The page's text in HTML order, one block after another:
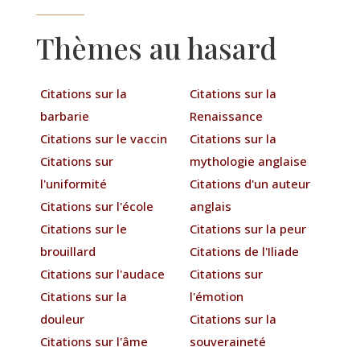
Thèmes au hasard
Citations sur la
barbarie
Citations sur le vaccin
Citations sur
l'uniformité
Citations sur l'école
Citations sur le
brouillard
Citations sur l'audace
Citations sur la
douleur
Citations sur l'âme
Citations sur la
Renaissance
Citations sur la
mythologie anglaise
Citations d'un auteur
anglais
Citations sur la peur
Citations de l'Iliade
Citations sur
l'émotion
Citations sur la
souveraineté